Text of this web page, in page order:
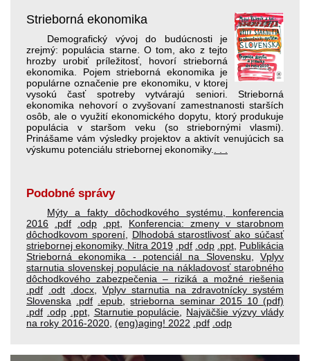
Strieborná ekonomika
Demografický vývoj do budúcnosti je
zrejmý: populácia starne. O tom, ako z tejto
hrozby urobiť príležitosť, hovorí strieborná
ekonomika. Pojem strieborná ekonomika je
populárne označenie pre ekonomiku, v ktorej
vysokú časť spotreby vytvárajú seniori. Strieborná
ekonomika nehovorí o zvyšovaní zamestnanosti starších
osôb, ale o využití ekonomického dopytu, ktorý produkuje
populácia v staršom veku (so striebornými vlasmi).
Prinášame vám výsledky projektov a aktivít venujúcich sa
výskumu potenciálu striebornej ekonomiky.
Podobné správy
Mýty a fakty dôchodkového systému, konferencia
2016
.pdf .odp .ppt
Konferencia: zmeny v starobnom
dôchodkovom sporení, Dlhodobá starostlivosť ako súčasť
striebornej ekonomiky, Nitra 2019 .pdf .odp .ppt Publikácia
Strieborná ekonomika - potenciál na Slovensku ,Vplyv
starnutia slovenskej populácie na nákladovosť starobného
dôchodkového zabezpečenia – riziká a možné riešenia
.pdf
.odt .docx
Vplyv starnutia na zdravotnícky systém
Slovenska
.pdf .epub ,strieborna seminar 2015 10 (pdf)
.pdf
.odp .ppt, Starnutie populácie
Najväčšie výzvy vlády
na roky 2016-2020 (eng)aging! 2022 .pdf .odp